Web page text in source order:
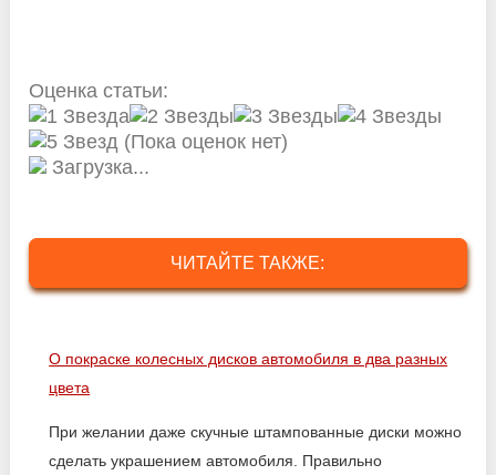
Оценка статьи:
(Пока оценок нет)
Загрузка...
ЧИТАЙТЕ ТАКЖЕ:
О покраске колесных дисков автомобиля в два разных
цвета
При желании даже скучные штампованные диски можно
сделать украшением автомобиля. Правильно